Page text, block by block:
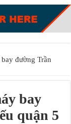
đường Trần
bay
quận 5